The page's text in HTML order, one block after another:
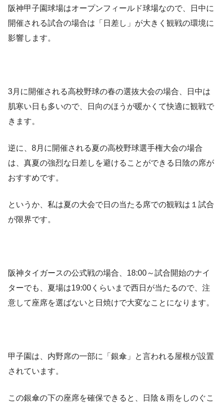
阪神甲子園球場はオープンフィールド球場なので、日中に
開催される試合の場合は「日差し」が大きく観戦の環境に
影響します。
3月に開催される高校野球の春の選抜大会の場合、日中は
肌寒い日も多いので、日向のほうが暖かくて快適に観戦で
きます。
逆に、8月に開催される夏の高校野球選手権大会の場合
は、真夏の強烈な日差しを避けることができる日陰の席が
おすすめです。
というか、私は夏の大会で日の当たる席での観戦は１試合
が限界です。
阪神タイガースの公式戦の場合、18:00～試合開始のナイ
ターでも、夏場は19:00くらいまで西日が当たるので、注
意して座席を選ばないと日焼けで大変なことになります。
甲子園は、内野席の一部に「銀傘」と言われる屋根が設置
されています。
この銀傘の下の座席を確保できると、日陰＆雨をしのぐこ